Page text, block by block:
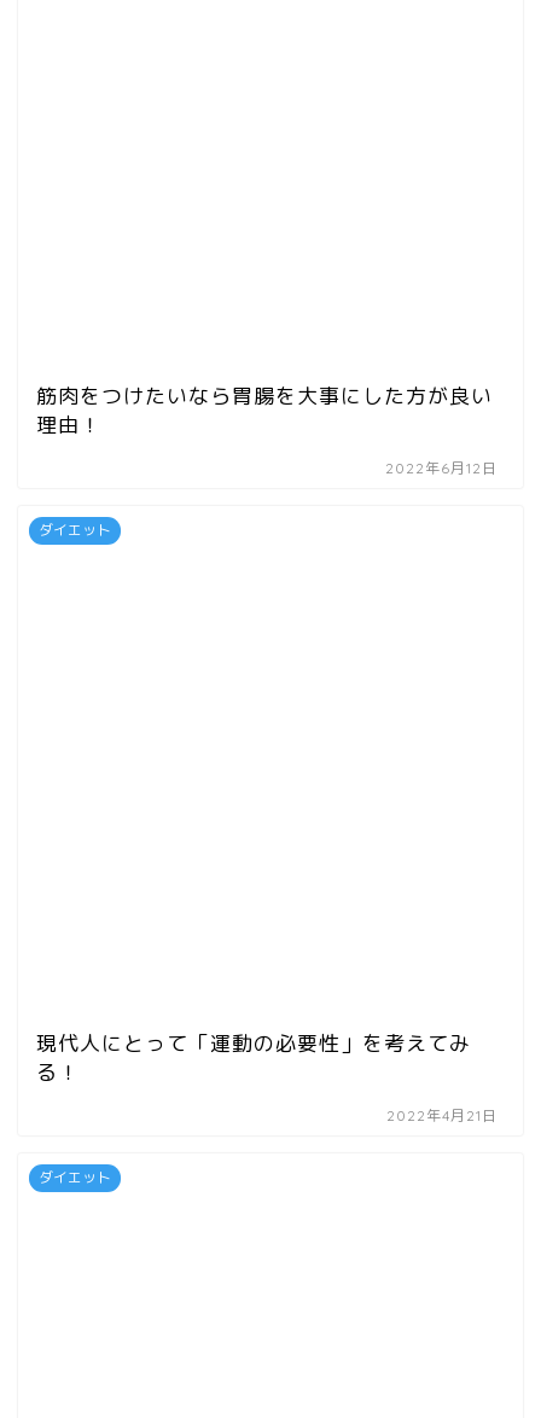
筋肉をつけたいなら胃腸を大事にした方が良い
理由！
2022年6月12日
ダイエット
現代人にとって「運動の必要性」を考えてみ
る！
2022年4月21日
ダイエット